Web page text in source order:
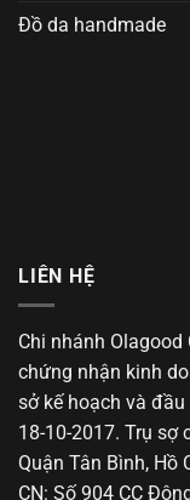
Đồ da handmade
LIÊN HỆ
Chi nhánh
chứng nhận kinh
sở kế hoạch và
18-10-2017. Trụ sợ
Quận Tân Bình, Hồ
CN: Số 904 CC